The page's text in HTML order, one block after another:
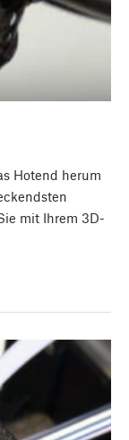
Hotend herum
mit Ihrem 3D-